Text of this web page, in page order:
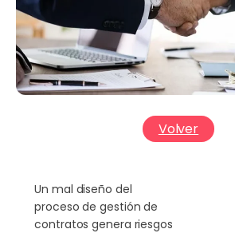
Volver
Un mal diseño del
proceso de gestión de
contratos genera riesgos